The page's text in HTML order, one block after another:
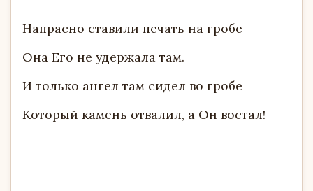
Напрасно ставили печать на гробе
Она Его не удержала там.
И только ангел там сидел во гробе
Который камень отвалил, а Он востал!